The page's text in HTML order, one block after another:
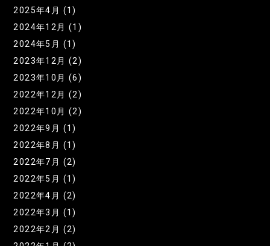
2025年4月 (1)
2024年12月 (1)
2024年5月 (1)
2023年12月 (2)
2023年10月 (6)
2022年12月 (2)
2022年10月 (2)
2022年9月 (1)
2022年8月 (1)
2022年7月 (2)
2022年5月 (1)
2022年4月 (2)
2022年3月 (1)
2022年2月 (2)